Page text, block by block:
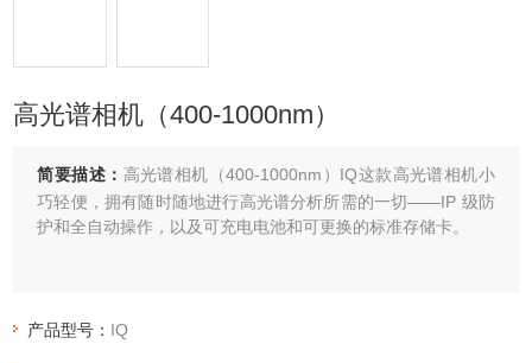
高光谱相机（400-1000nm）
简要描述： 高光谱相机（400-1000nm）IQ这款高光谱相机小
巧轻便，拥有随时随地进行高光谱分析所需的一切——IP 级防
护和全自动操作，以及可充电电池和可更换的标准存储卡。
产品型号： IQ